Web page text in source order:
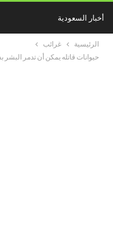
أخبار السعودية
الرئيسية
غرائب
حيوانات قاتله يمكن أن تدمر البشر